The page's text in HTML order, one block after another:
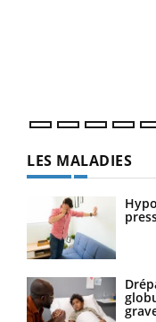
LES MALADIES